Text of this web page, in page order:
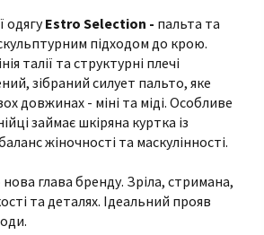
одягуEstro Selection - пальта та
підходом до крою.
талії та структурні плечі
зібраний силует пальто, яке
довжинах - міні та міді. Особливе
займає шкіряна куртка із
жіночності та маскулінності.
нова глава бренду. Зріла, стримана,
та деталях. Ідеальний прояв